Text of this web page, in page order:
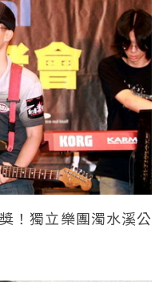
！獨立樂團濁水溪公